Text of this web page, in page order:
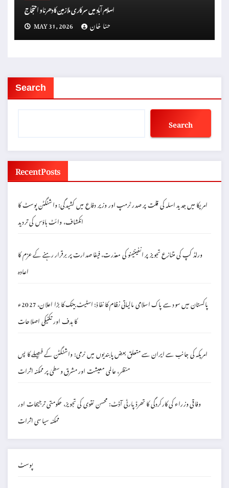
اسلام آباد میں سرکاری ملازمین کا دھرنا و احتجاج
MAY 31, 2026
حنا خان
Search
Search
Recent Posts
امریکا میں جدید اسلہ کی قلت پر صدر ٹرمپ اور وزیر دفاع میں کشیدگی: واشنگٹن پوسٹ کا
انکشاف، وائٹ ہاؤس کی تردید
ورلڈ کپ کی متنازع تجویز پر انفینٹینو کی معذرت، فیفا صدارت پر برقرار رہنے کے عزم کا
اعادہ
پاکستان میں سود سے پاک اسلامی مالیاتی نظام کا نفاذ: اسٹیٹ بینک کا بڑا اعلان، 2027ء
کا ہدف اور تکنیکی اصلاحات
امریکہ کی جانب سے ایران سے متعلق بعض پابندیوں میں نرمی: واشنگٹن کے فیصلے کا پس
منظر، عالمی معیشت اور مشرق وسطیٰ پر ممکنہ اثرات
وفاقی وزراء کی کارکردگی کا تھرڈ پارٹی آڈٹ: محسن نقوی کی تجویز، حکومتی ترجیحات اور
ممکنہ سیاسی اثرات
پوسٹ